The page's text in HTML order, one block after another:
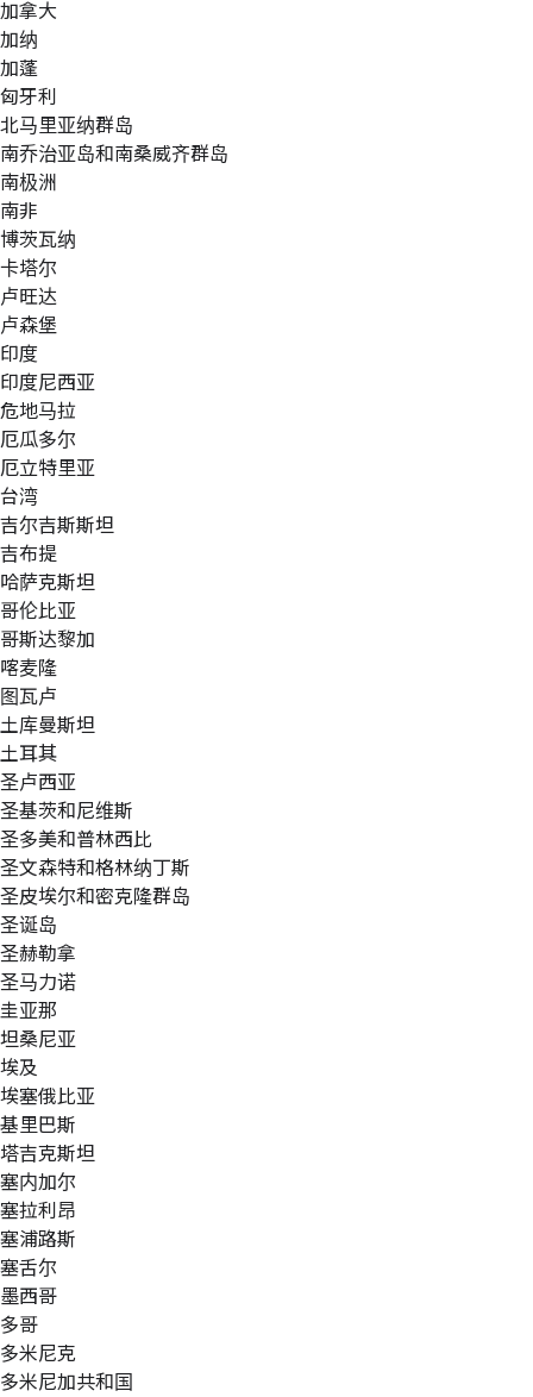
加拿大
加纳
加蓬
匈牙利
北马里亚纳群岛
南乔治亚岛和南桑威齐群岛
南极洲
南非
博茨瓦纳
卡塔尔
卢旺达
卢森堡
印度
印度尼西亚
危地马拉
厄瓜多尔
厄立特里亚
台湾
吉尔吉斯斯坦
吉布提
哈萨克斯坦
哥伦比亚
哥斯达黎加
喀麦隆
图瓦卢
土库曼斯坦
土耳其
圣卢西亚
圣基茨和尼维斯
圣多美和普林西比
圣文森特和格林纳丁斯
圣皮埃尔和密克隆群岛
圣诞岛
圣赫勒拿
圣马力诺
圭亚那
坦桑尼亚
埃及
埃塞俄比亚
基里巴斯
塔吉克斯坦
塞内加尔
塞拉利昂
塞浦路斯
塞舌尔
墨西哥
多哥
多米尼克
多米尼加共和国